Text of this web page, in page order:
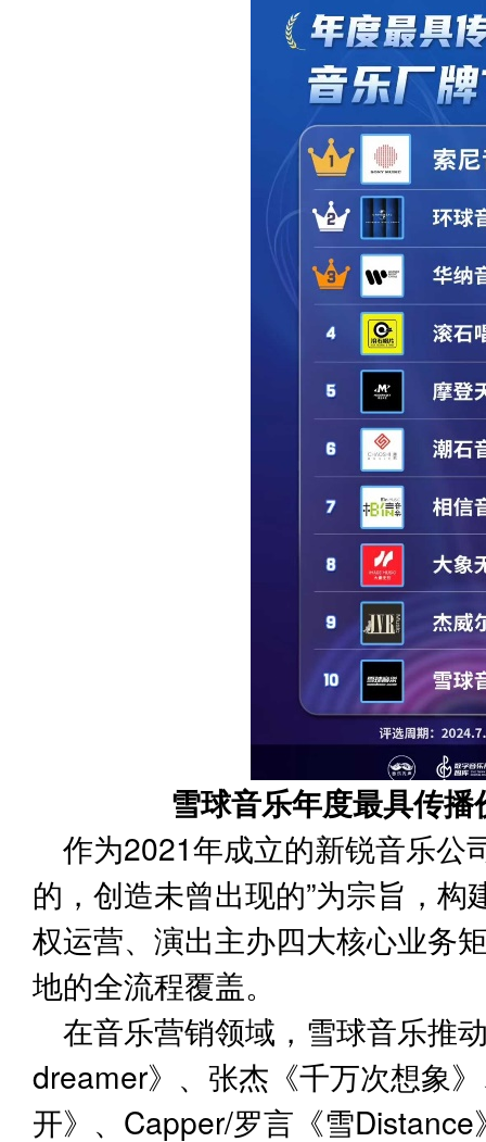
雪球音乐年度最具传
作为2021年成立的新锐音乐公
的，创造未曾出现的”为宗旨，
权运营、演出主办四大核心业务
地的全流程覆盖。
在音乐营销领域，雪球音乐推
dreamer》、张杰《千万次想象
开》、Capper/罗言《雪